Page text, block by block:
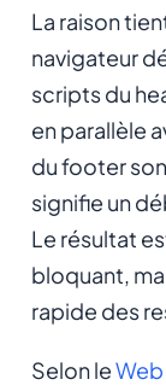
La raison
navigateur
scripts du
en parallèle
du footer
signifie un
Le résultat
bloquant,
rapide des
Selon le